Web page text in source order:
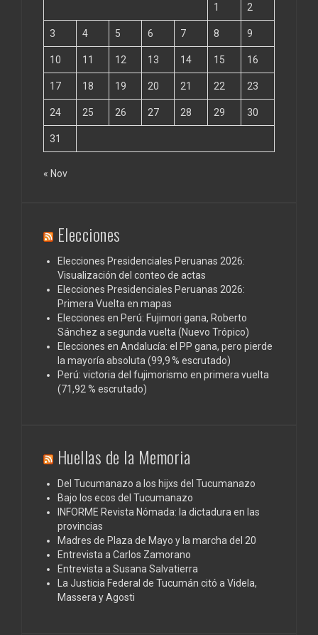
1 2
3 4 5 6 7 8 9
10 11 12 13 14 15 16
17 18 19 20 21 22 23
24 25 26 27 28 29 30
31
« Nov
Elecciones
Elecciones Presidenciales Peruanas 2026:
Visualización del conteo de actas
Elecciones Presidenciales Peruanas 2026:
Primera Vuelta en mapas
Elecciones en Perú: Fujimori gana, Roberto
Sánchez a segunda vuelta (Nuevo Trópico)
Elecciones en Andalucía: el PP gana, pero pierde
la mayoría absoluta (99,9 % escrutado)
Perú: victoria del fujimorismo en primera vuelta
(71,92 % escrutado)
Huellas de la Memoria
Del Tucumanazo a los hijxs del Tucumanazo
Bajo los ecos del Tucumanazo
INFORME Revista Nómada: la dictadura en las
provincias
Madres de Plaza de Mayo y la marcha del 20
Entrevista a Carlos Zamorano
Entrevista a Susana Salvatierra
La Justicia Federal de Tucumán citó a Videla,
Massera y Agosti